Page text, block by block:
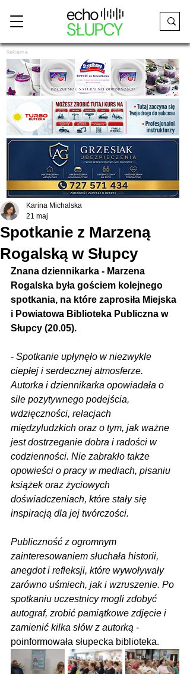
Reklama
Spotkanie z Marzeną
Rogalską w Słupcy
Karina Michalska
21 maj
Znana dziennikarka - Marzena
Rogalska była gościem kolejnego
spotkania, na które zaprosiła Miejska
i Powiatowa Biblioteka Publiczna w
Słupcy (20.05).
- Spotkanie upłynęło w niezwykle
ciepłej i serdecznej atmosferze.
Autorka i dziennikarka opowiadała o
sile pozytywnego podejścia,
wdzięczności, relacjach
międzyludzkich oraz o tym, jak ważne
jest dostrzeganie dobra i radości w
codzienności. Nie zabrakło także
opowieści o pracy w mediach, pisaniu
książek oraz życiowych
doświadczeniach, które stały się
inspiracją dla jej twórczości.
Publiczność z ogromnym
zainteresowaniem słuchała historii,
anegdot i refleksji, które wywoływały
zarówno uśmiech, jak i wzruszenie. Po
spotkaniu uczestnicy mogli zdobyć
autograf, zrobić pamiątkowe zdjęcie i
zamienić kilka słów z autorką -
poinformowała słupecka biblioteka.